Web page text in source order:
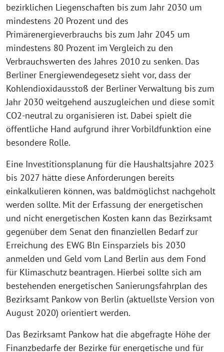
bezirklichen Liegenschaften bis zum Jahr 2030 um
mindestens 20 Prozent und des
Primärenergieverbrauchs bis zum Jahr 2045 um
mindestens 80 Prozent im Vergleich zu den
Verbrauchswerten des Jahres 2010 zu senken. Das
Berliner Energiewendegesetz sieht vor, dass der
Kohlendioxidausstoß der Berliner Verwaltung bis zum
Jahr 2030 weitgehend auszugleichen und diese somit
CO2-neutral zu organisieren ist. Dabei spielt die
öffentliche Hand aufgrund ihrer Vorbildfunktion eine
besondere Rolle.
Eine Investitionsplanung für die Haushaltsjahre 2023
bis 2027 hätte diese Anforderungen bereits
einkalkulieren können, was baldmöglichst nachgeholt
werden sollte. Mit der Erfassung der energetischen
und nicht energetischen Kosten kann das Bezirksamt
gegenüber dem Senat den finanziellen Bedarf zur
Erreichung des EWG Bln Einsparziels bis 2030
anmelden und Geld vom Land Berlin aus dem Fond
für Klimaschutz beantragen. Hierbei sollte sich am
bestehenden energetischen Sanierungsfahrplan des
Bezirksamt Pankow von Berlin (aktuellste Version von
August 2020) orientiert werden.
Das Bezirksamt Pankow hat die abgefragte Höhe der
Finanzbedarfe der Bezirke für energetische und für